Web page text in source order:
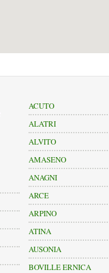
ACUTO
ALATRI
ALVITO
AMASENO
ANAGNI
ARCE
ARPINO
ATINA
AUSONIA
BOVILLE ERNICA